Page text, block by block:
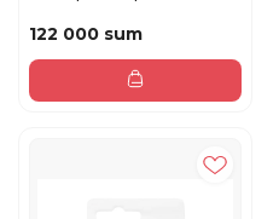
122 000 sum